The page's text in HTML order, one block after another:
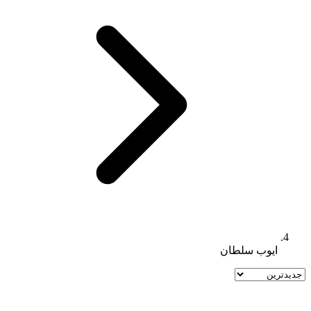
ایوب سلطان